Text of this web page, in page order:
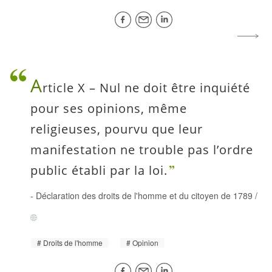
Article X – Nul ne doit être inquiété
pour ses opinions, même
religieuses, pourvu que leur
manifestation ne trouble pas l’ordre
public établi par la loi.
- Déclaration des droits de l'homme et du citoyen de 1789 /
Droits de l'homme Opinion